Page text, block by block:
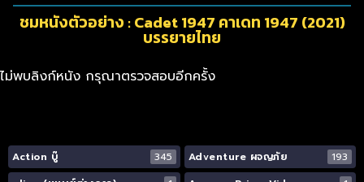
ชมหนังตัวอย่าง : Cadet 1947 คาเดท 1947 (2021)
บรรยายไทย
ไม่พบลิงก์หนัง กรุณาตรวจสอบอีกครั้ง
Action บู๊ 345 Adventure ผจญภัย
193